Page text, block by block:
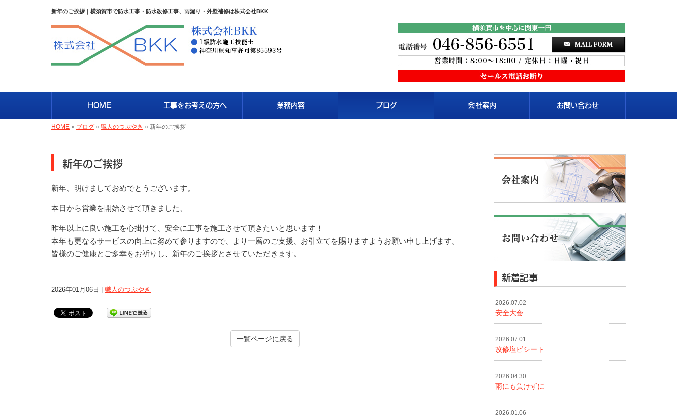
新年のご挨拶｜横須賀市で防水工事・防水改修工事、雨漏り・外壁補修は株式会社BKK
HOME 工事をお考えの方へ 業務内容 ブログ 会社案内 お問い合わせ
HOME » ブログ » 職人のつぶやき » 新年のご挨拶
新年のご挨拶
新年、明けましておめでとうございます。
本日から営業を開始させて頂きました、
昨年以上に良い施工を心掛けて、安全に工事を施工させて頂きたいと思います！
本年も更なるサービスの向上に努めて参りますので、より一層のご支援、お引立てを賜りますようお願い申し上げます。
皆様のご健康とご多幸をお祈りし、新年のご挨拶とさせていただきます。
2026年01月06日 | 職人のつぶやき
一覧ページに戻る
新着記事
2026.07.02
安全大会
2026.07.01
改修塩ビシート
2026.04.30
雨にも負けずに
2026.01.06